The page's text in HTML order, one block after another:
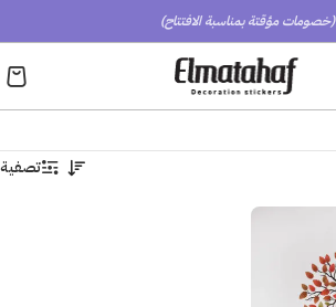
(خصومات مؤقتة بمناسبة الافتتاح)
تصفية